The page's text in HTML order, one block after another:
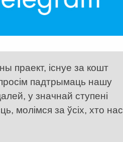
праект, існуе за кошт
падтрымаць нашу
у значнай ступені
молімся за ўсіх, хто нас